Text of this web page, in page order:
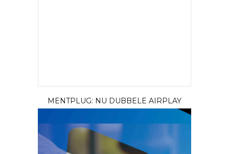
MENTPLUG: NU DUBBELE AIRPLAY